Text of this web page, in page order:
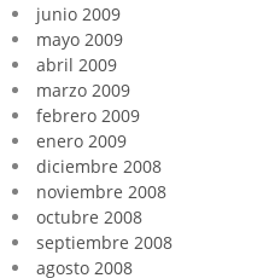
junio 2009
mayo 2009
abril 2009
marzo 2009
febrero 2009
enero 2009
diciembre 2008
noviembre 2008
octubre 2008
septiembre 2008
agosto 2008